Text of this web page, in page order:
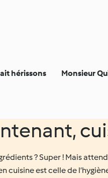
hérissons Monsieur
? Super ! Mais
cuisine est celle de